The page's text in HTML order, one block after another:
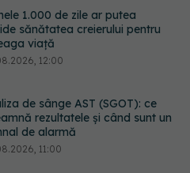
de sânge AST (SGOT): ce
rezultatele și când sunt un
de alarmă
11:00
simplu de vară care te
după duș. De ce este bine
te ștergi imediat
10:37